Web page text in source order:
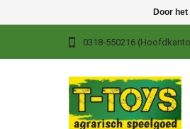
0318-550216
Door